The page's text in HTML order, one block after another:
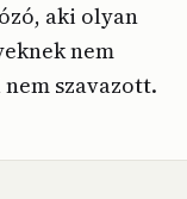
aki olyan
nem
szavazott.